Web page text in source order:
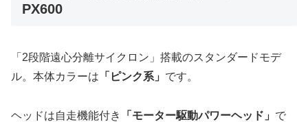
PX600
「2段階遠心分離サイクロン」搭載のスタンダードモデ
ル。本体カラーは 「ピンク系」 です。
ヘッドは自走機能付き 「モーター駆動パワーヘッド」 で